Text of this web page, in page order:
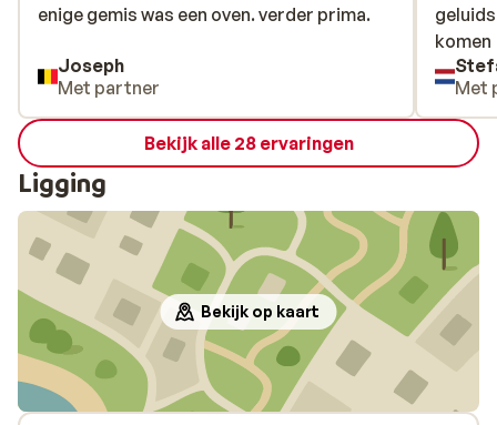
enige gemis was een oven. verder prima.
enige gemis was een oven. verder prima.
Joseph
Met partner
komen
komen
Met
Bekijk alle 28 ervaringen
Ligging
Bekijk op kaart